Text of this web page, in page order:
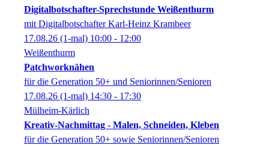
Digitalbotschafter-Sprechstunde Weißenthurm
mit Digitalbotschafter Karl-Heinz Krambeer
17.08.26 (1-mal) 10:00 - 12:00
Weißenthurm
Patchworknähen
für die Generation 50+ und Seniorinnen/Senioren
17.08.26 (1-mal) 14:30 - 17:30
Mülheim-Kärlich
Kreativ-Nachmittag - Malen, Schneiden, Kleben
für die Generation 50+ sowie Seniorinnen/Senioren